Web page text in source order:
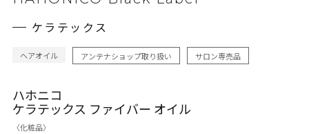
ケラテックス
ヘアオイル アンテナショップ取り扱い サロン専売品
ハホニコ
ケラテックス ファイバー オイル
〈化粧品〉